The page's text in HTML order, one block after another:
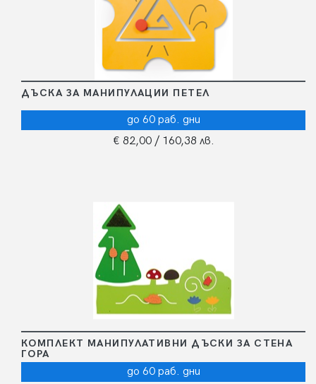
ДЪСКА ЗА МАНИПУЛАЦИИ ПЕТЕЛ
до 60 раб. дни
€ 82,00 / 160,38 лв.
КОМПЛЕКТ МАНИПУЛАТИВНИ ДЪСКИ ЗА СТЕНА
ГОРА
до 60 раб. дни